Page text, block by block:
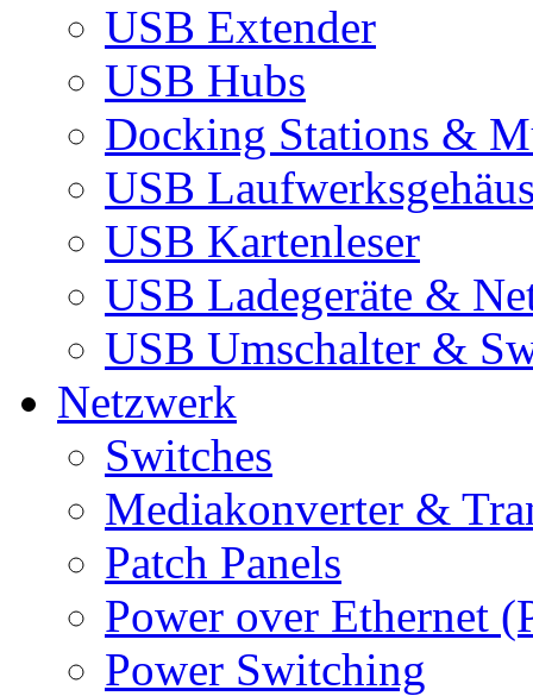
USB Extender
USB Hubs
Docking Stations &
USB
USB Kartenleser
USB Ladegeräte &
USB Umschalter &
Netzwerk
Switches
Mediakonverter &
Patch Panels
Power over Ethernet
Power Switching